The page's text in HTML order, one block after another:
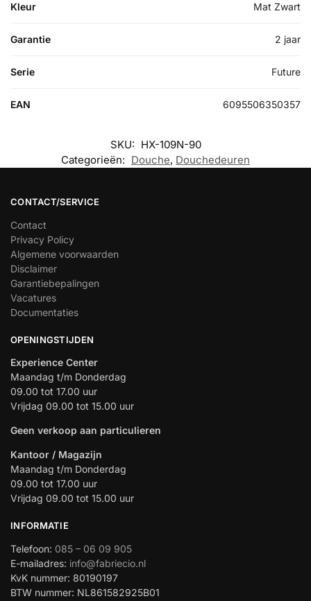
Kleur Mat Zwart
Garantie 2 jaar
Serie Future
EAN 6095506350357
SKU: HX-109N-90
Categorieën: Douche, Douchedeuren
CONTACT/SERVICE
Contact
Privacy Policy
Algemene voorwaarden
Disclaimer
Garantiebepalingen
Vacatures
Documentaties
OPENINGSTIJDEN
Experience Center
Maandag t/m Donderdag
09.00 tot 17.00 uur
Vrijdag 09.00 tot 15.00 uur
Geen verkoop aan particulieren
Kantoor / Magazijn
Maandag t/m Donderdag
09.00 tot 17.00 uur
Vrijdag 09.00 tot 15.00 uur
INFORMATIE
Telefoon: 085 – 06 09 905
E-mailadres: info@fabriecio.nl
KvK nummer: 80190197
BTW nummer: NL861582925B01